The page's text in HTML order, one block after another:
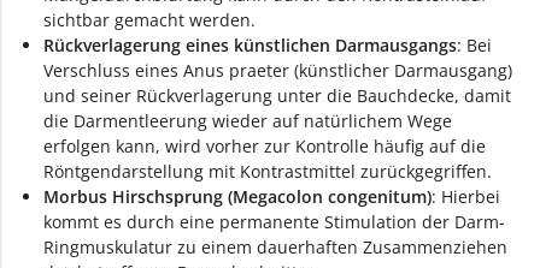
sichtbar gemacht werden.
Rückverlagerung eines künstlichen Darmausgangs: Bei
Verschluss eines Anus praeter (künstlicher Darmausgang)
und seiner Rückverlagerung unter die Bauchdecke, damit
die Darmentleerung wieder auf natürlichem Wege
erfolgen kann, wird vorher zur Kontrolle häufig auf die
Röntgendarstellung mit Kontrastmittel zurückgegriffen.
Morbus Hirschsprung (Megacolon congenitum): Hierbei
kommt es durch eine permanente Stimulation der Darm-
Ringmuskulatur zu einem dauerhaften Zusammenziehen